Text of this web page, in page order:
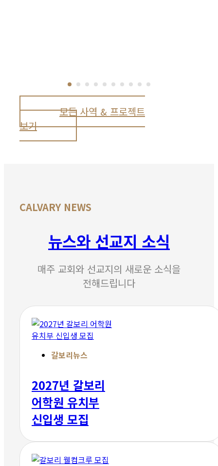
모든 사역 & 프로젝트
보기
CALVARY NEWS
뉴스와 선교지 소식
매주 교회와 선교지의 새로운 소식을
전해드립니다
갈보리뉴스
2027년 갈보리
어학원 유치부
신입생 모집